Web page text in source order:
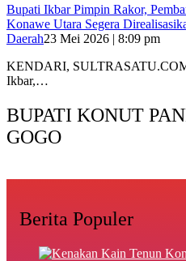
Bupati Ikbar Pimpin Rakor,
Konawe Utara Segera
Daerah23 Mei 2026 | 8:09 pm
KENDARI,
Ikbar,…
BUPATI KONUT
GOGO
Berita Populer